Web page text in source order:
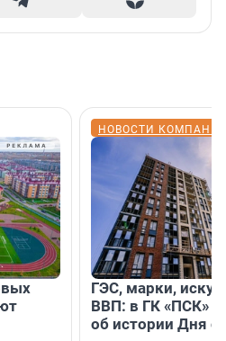
НОВОСТИ
ГЭС, марки,
ВВП: в ГК «ПСК»
об истории Дня